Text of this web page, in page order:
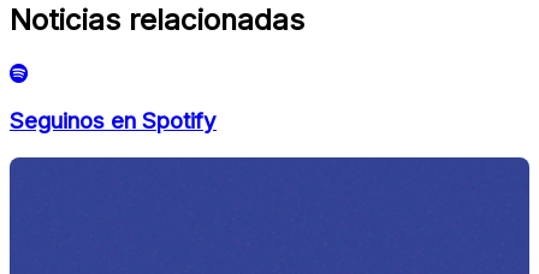
Noticias relacionadas
Seguinos en Spotify